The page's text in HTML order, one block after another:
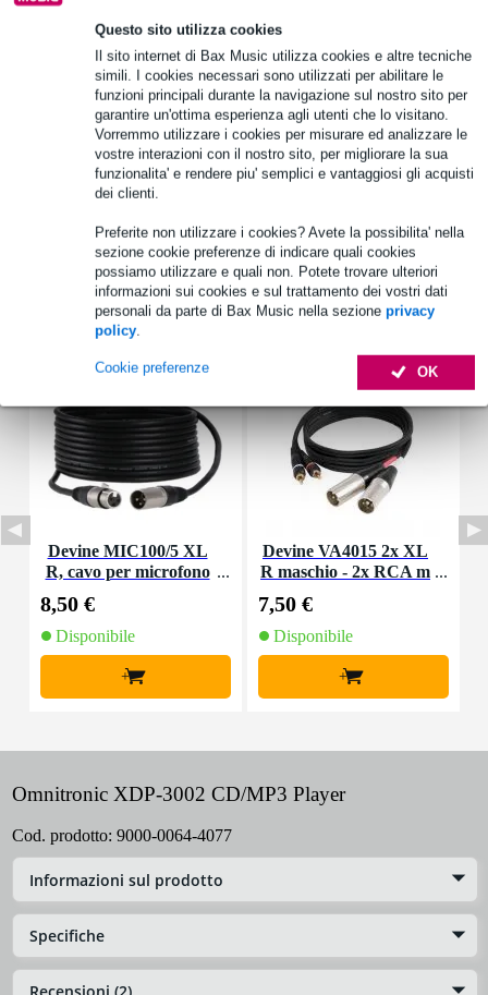
Questo sito utilizza cookies
Il sito internet di Bax Music utilizza cookies e altre tecniche
simili. I cookies necessari sono utilizzati per abilitare le
funzioni principali durante la navigazione sul nostro sito per
garantire un'ottima esperienza agli utenti che lo visitano.
Vorremmo utilizzare i cookies per misurare ed analizzare le
vostre interazioni con il nostro sito, per migliorare la sua
funzionalita' e rendere piu' semplici e vantaggiosi gli acquisti
dei clienti.
Preferite non utilizzare i cookies? Avete la possibilita' nella
sezione cookie preferenze di indicare quali cookies
possiamo utilizzare e quali non. Potete trovare ulteriori
informazioni sui cookies e sul trattamento dei vostri dati
personali da parte di Bax Music nella sezione privacy
policy.
OK
Cookie preferenze
vantaggi!
17,40 € di premio
Informazioni sul prodotto
Lettore CD/MP3 Omnitronic XDP-3002
alimentazione: C8
Specifiche complete
Accessori (8)
Devine MIC100/5 XL
R, cavo per microfono
8,50 €
Disponibile
+
Devine VA4015 2x XL
R maschio - 2x RCA m
7,50 €
Disponibile
+
Omnitronic XDP-3002 CD/MP3 Player
Cod. prodotto: 9000-0064-4077
Informazioni sul prodotto
Specifiche